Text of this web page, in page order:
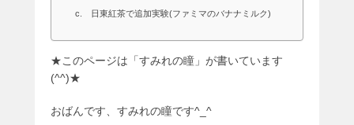
c. 日東紅茶で追加実験(ファミマのバナナミルク)
★このページは「すみれの瞳」が書いています
(^^)★
おばんです、すみれの瞳です^_^